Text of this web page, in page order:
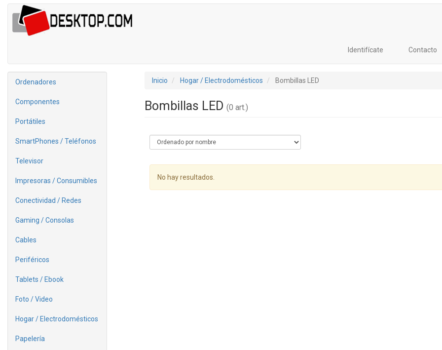
Identifícate Contacto
Ordenadores
Componentes
Portátiles
SmartPhones / Teléfonos
Televisor
Impresoras / Consumibles
Conectividad / Redes
Gaming / Consolas
Cables
Periféricos
Tablets / Ebook
Foto / Video
Hogar / Electrodomésticos
Papelería
Inicio Hogar / Electrodomésticos Bombillas LED
Bombillas LED (0 art.)
No hay resultados.